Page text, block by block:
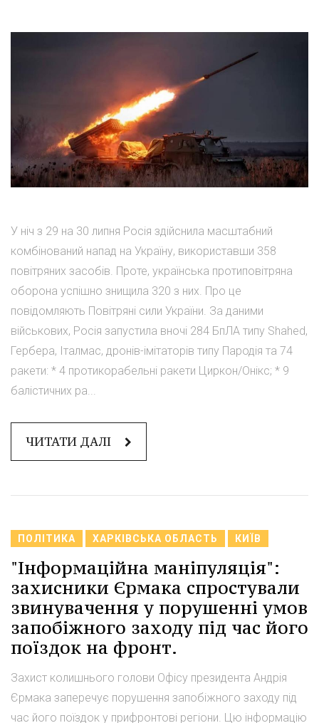
У ніч з 29 на 30 липня Росія здійснила масштабний
комбінований напад на Україну, використавши 358
повітряних засобів. Проте, українська протиповітряна
оборона успішно знищила 320 з них. Про це
повідомляють Повітряні сили України. За даними
військових, Росія запустила вночі 284 БпЛА типу Shahed,
Гербера, Італмас, дронів-імітаторів типу Пародія та 74
ракети: * 4 протикорабельні ракети Циркон/Онікс; * 9
балістичних ра...
ЧИТАТИ ДАЛІ
ПОЛІТИКА ХАРКІВСЬКА ОБЛАСТЬ КИЇВ
"Інформаційна маніпуляція":
захисники Єрмака спростували
звинувачення у порушенні умов
запобіжного заходу під час його
поїздок на фронт.
Захист колишнього голови Офісу президента Андрія
Єрмака заперечує порушення запобіжного заходу під
час його поїздок у прифронтові регіони. Цю інформацію